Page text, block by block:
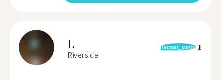
I.
Riverside
format_quote 1